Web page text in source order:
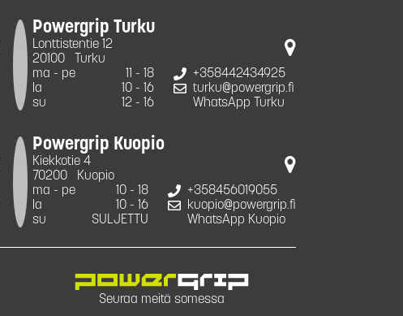
Powergrip Turku
Lonttistentie 12
20100
Turku
ma - pe
11 - 18
la
10 - 16
su
12 - 16
+358442434925
turku@powergrip.fi
WhatsApp Turku
Powergrip Kuopio
Kiekkotie 4
70200
Kuopio
ma - pe
10 - 18
la
10 - 16
su
SULJETTU
+358456019055
kuopio@powergrip.fi
WhatsApp Kuopio
Seuraa meitä somessa